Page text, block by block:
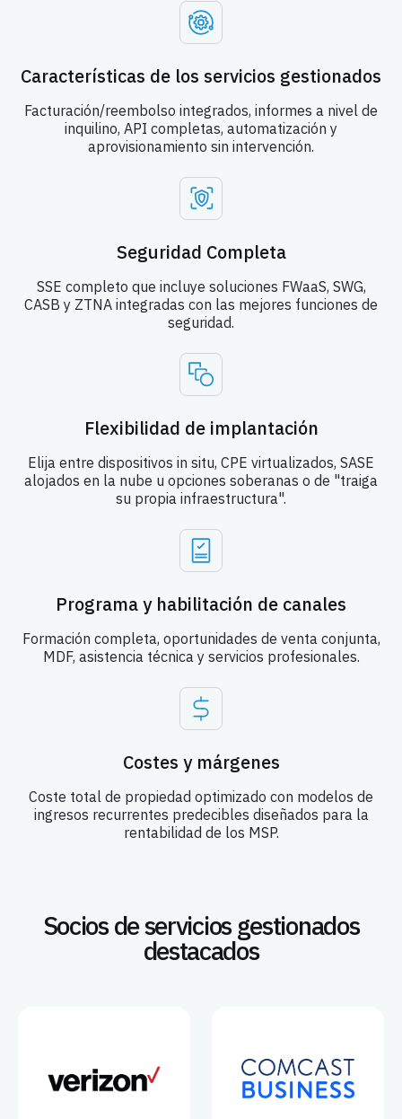
Características de los servicios gestionados
Facturación/reembolso integrados, informes a nivel de
inquilino, API completas, automatización y
aprovisionamiento sin intervención.
Seguridad Completa
SSE completo que incluye soluciones FWaaS, SWG,
CASB y ZTNA integradas con las mejores funciones de
seguridad.
Flexibilidad de implantación
Elija entre dispositivos in situ, CPE virtualizados, SASE
alojados en la nube u opciones soberanas o de "traiga
su propia infraestructura".
Programa y habilitación de canales
Formación completa, oportunidades de venta conjunta,
MDF, asistencia técnica y servicios profesionales.
Costes y márgenes
Coste total de propiedad optimizado con modelos de
ingresos recurrentes predecibles diseñados para la
rentabilidad de los MSP.
Socios de servicios gestionados
destacados